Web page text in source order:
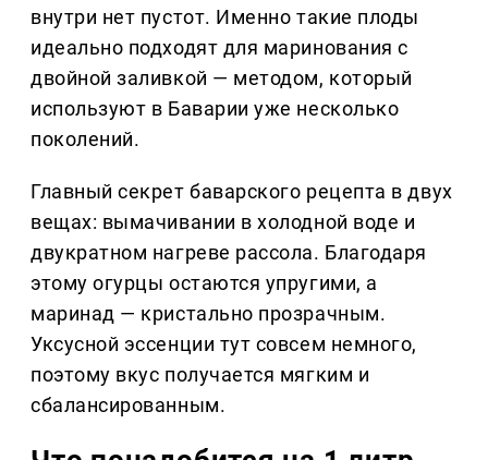
внутри нет пустот. Именно такие плоды
идеально подходят для маринования с
двойной заливкой — методом, который
используют в Баварии уже несколько
поколений.
Главный секрет баварского рецепта в двух
вещах: вымачивании в холодной воде и
двукратном нагреве рассола. Благодаря
этому огурцы остаются упругими, а
маринад — кристально прозрачным.
Уксусной эссенции тут совсем немного,
поэтому вкус получается мягким и
сбалансированным.